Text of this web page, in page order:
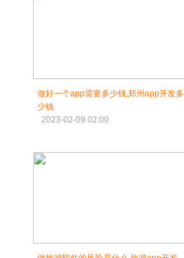
做好一个app需要多少钱,郑州app开发多
少钱
2023-02-09 02:00